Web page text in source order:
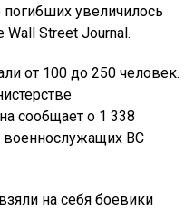
погибших увеличилось
Wall Street Journal.
от 100 до 250 человек.
сообщает о 1 338
военнослужащих ВС
на себя боевики